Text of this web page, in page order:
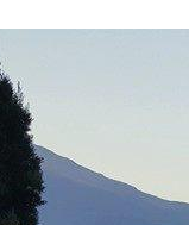
or ESC to close